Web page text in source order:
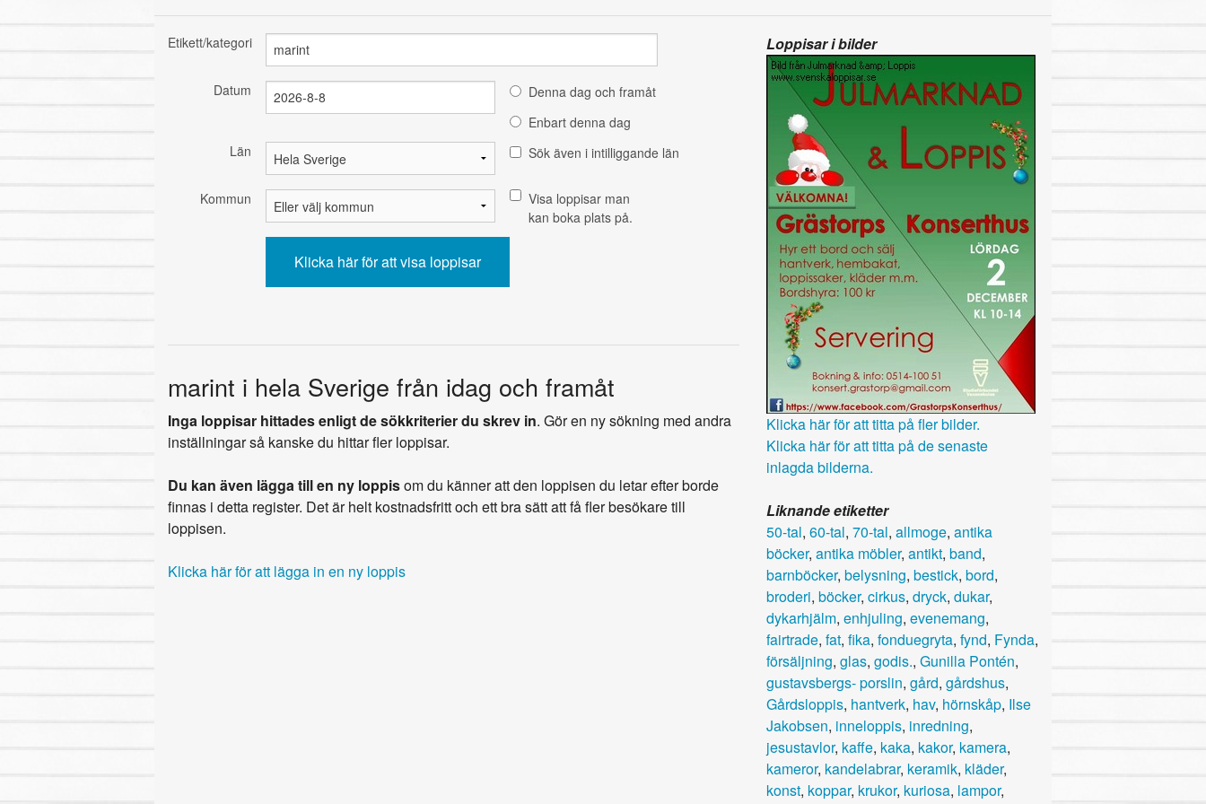
Etikett/kategori
Datum
Denna dag och framåt
Enbart denna dag
Län
Sök även i intilliggande län
Kommun
Visa loppisar man
kan boka plats på.
marint i hela Sverige från idag och framåt
Inga loppisar hittades enligt de sökkriterier du skrev in. Gör en ny sökning med andra
inställningar så kanske du hittar fler loppisar.
Du kan även lägga till en ny loppisom du känner att den loppisen du letar efter borde
finnas i detta register. Det är helt kostnadsfritt och ett bra sätt att få fler besökare till
loppisen.
Klicka här för att lägga in en ny loppis
Loppisar i bilder
Klicka här för att titta på fler bilder.
Klicka här för att titta på de senaste
inlagda bilderna.
Liknande etiketter
50-tal, 60-tal, 70-tal, allmoge, antika
böcker, antika möbler, antikt, band,
barnböcker, belysning, bestick, bord,
broderi, böcker, cirkus, dryck, dukar,
dykarhjälm, enhjuling, evenemang,
fairtrade, fat, fika, fonduegryta, fynd, Fynda,
försäljning, glas, godis., Gunilla Pontén,
gustavsbergs- porslin, gård, gårdshus,
Gårdsloppis, hantverk, hav, hörnskåp, Ilse
Jakobsen, inneloppis, inredning,
jesustavlor, kaffe, kaka, kakor, kamera,
kameror, kandelabrar, keramik, kläder,
konst, koppar, krukor, kuriosa, lampor,